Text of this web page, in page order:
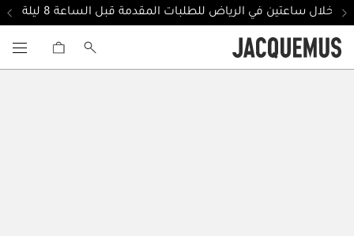
خلال ساعتين في الرياض للطلبات المقدمة قبل الساعة 8 ليلة